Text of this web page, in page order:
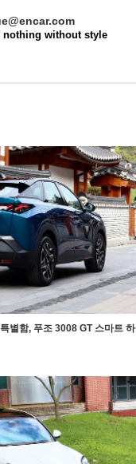
nothing without style
별함, 푸조 3008 GT 스마트 하